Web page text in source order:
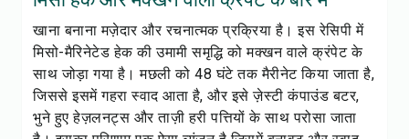
शेयर करें
रिपोर्ट करें
खाना बनाना मज़ेदार और रचनात्मक प्रक्रिया है। इस रेसिपी में
मिसो-मैरिनेटेड हेक की उमामी समृद्धि को मक्खन वाले क्रंपेट के
साथ जोड़ा गया है। मछली को 48 घंटे तक मैरीनेट किया जाता है,
जिससे इसमें गहरा स्वाद आता है, और इसे ज़ेस्टी कंपाउंड बटर,
भुने हुए हेज़लनट्स और ताज़ी हरी पत्तियों के साथ परोसा जाता